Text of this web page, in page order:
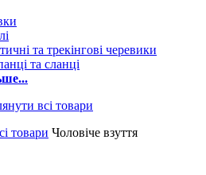
та трекінгові черевики
та сланці
товари Чоловіче взуття